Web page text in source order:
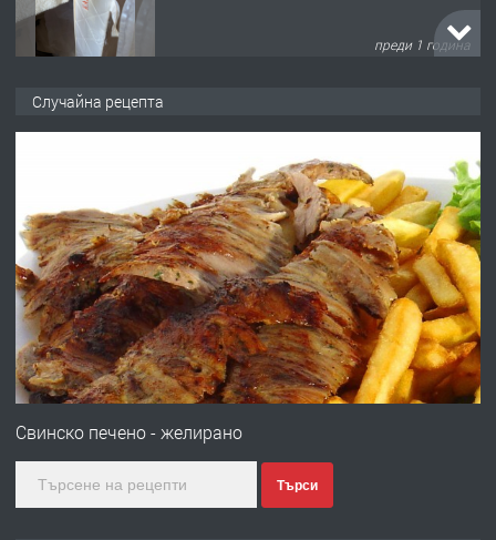
преди 1 година
преди 1 година
ПРЕДЛАГА
Първи поход "По стъпките на Ангел
Войвода"
преди 1 година
ПРЕДЛАГА
Монтажник на малки детайли за
Случайна рецепта
Свинско печено - желирано
Търси